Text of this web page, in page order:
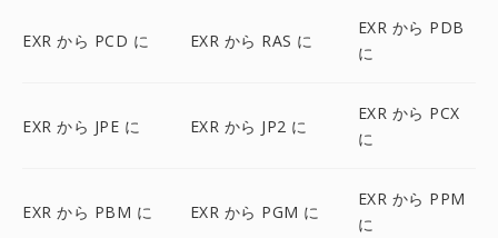
EXR から PCD に EXR から RAS に
EXR から PDB
に
EXR から JPE に EXR から JP2 に
EXR から PCX
に
EXR から PBM に EXR から PGM に
EXR から PPM
に